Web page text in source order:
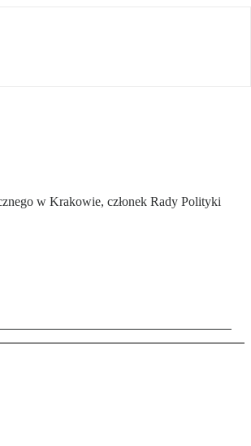
w Krakowie, członek Rady Polityki